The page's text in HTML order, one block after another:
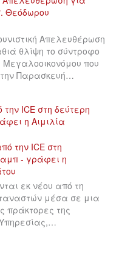
Απελευθέρωση
θλίψη το σύντροφο
που
Παρασκευή…
ICE στη δεύτερη
η Αιμιλία
εκ νέου από τη
μέσα σε μια
πράκτορες της